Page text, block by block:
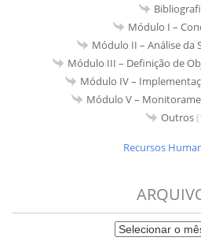
Módulo I –
Módulo II – Análise da
Módulo III – Definição de
Módulo IV –
Módulo V –
Outros
Recursos